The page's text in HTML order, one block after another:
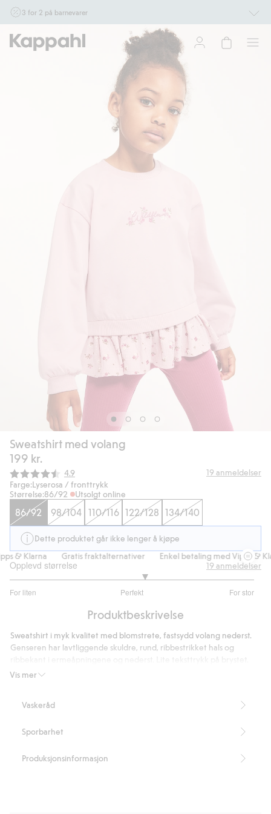
3 for 2 på barnevarer
Ikke Newbie. Gjelder når du handler 2 eller flere varer som inngår i tilbudet tom.
17/8 i butikk & online for deg som er eller blir medlem. Kan ikke kombineres med
andre tilbud eller rabatter.
Handle nå
Sweatshirt med volang
199 kr.
Gjennomsnittskarakter:
4.9 19 anmeldelser
Farge:Lyserosa / fronttrykk
Størrelse:86/92 Utsolgt online
86/92 98/104 110/116 122/128 134/140
Dette produktet går ikke lenger å kjøpe
& Klarna
Gratis fraktalternativer Enkel betaling med Vipps &
Opplevd størrelse
For liten Perfekt For stor
av
19
stemmer
19 anmeldelser
Produktbeskrivelse
Vis mer
Sweatshirt i myk kvalitet med blomstrete, fastsydd volang nederst.
Genseren har lavtliggende skuldre, rund, ribbestrikket hals og
Artikkelnummer
Vaskeråd
Sporbarhet
Produksjonsinformasjon